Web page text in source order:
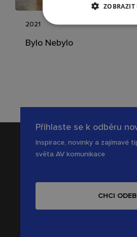
2021
Bylo Nebylo
Přihlaste se k odběru
Inspirace, novinky a zajímavé
světa AV komunikace
CHCI